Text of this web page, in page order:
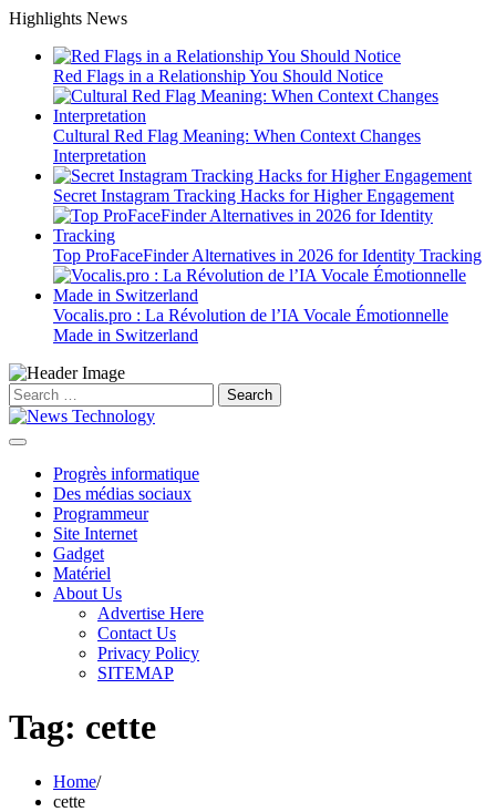
Skip
content
Highlights News
Red Flags in a Relationship You Should Notice
Cultural Red Flag Meaning: When Context Changes
Interpretation
Secret Instagram Tracking Hacks for Higher Engagement
Top ProFaceFinder Alternatives in 2026 for Identity Tracking
Vocalis.pro : La Révolution de l’IA Vocale Émotionnelle
Made in Switzerland
Search
for:
Progrès informatique
Des médias sociaux
Programmeur
Site Internet
Gadget
Matériel
About Us
Advertise Here
Contact Us
Privacy Policy
SITEMAP
Tag: cette
Home
cette